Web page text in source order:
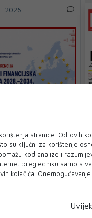
2026
Europske unije
u Mostaru, u suradnji
Sjever iz
Hrvatske, organizira
stranice. Od ovih
su ključni za korištenje
kod analize i
pregledniku samo s
kolačića.